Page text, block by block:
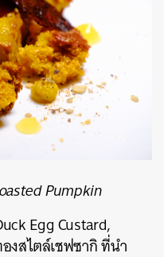
Pumpkin
Egg Custard,
งสไตล์เชฟซากิ ที่นำ